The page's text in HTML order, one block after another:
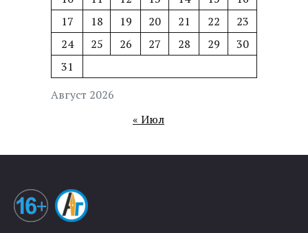
Август 2026
17
18 19 20 21 22
23
24
25 26 27 28 29
30
31
« Июл